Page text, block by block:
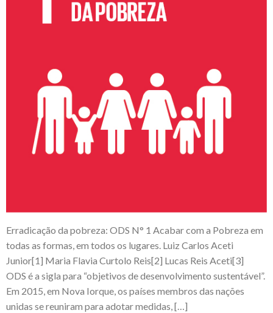
Erradicação da pobreza: ODS N° 1 Acabar com a Pobreza em
todas as formas, em todos os lugares. Luiz Carlos Aceti
Junior[1] Maria Flavia Curtolo Reis[2] Lucas Reis Aceti[3]
ODS é a sigla para “objetivos de desenvolvimento sustentável”.
Em 2015, em Nova Iorque, os países membros das nações
unidas se reuniram para adotar medidas, […]